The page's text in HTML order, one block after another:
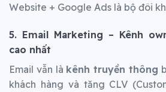
Website + Google Ads là bộ đôi
5. Email Marketing – Kênh
cao nhất
Email vẫn là kênh truyền thông
khách hàng và tăng CLV